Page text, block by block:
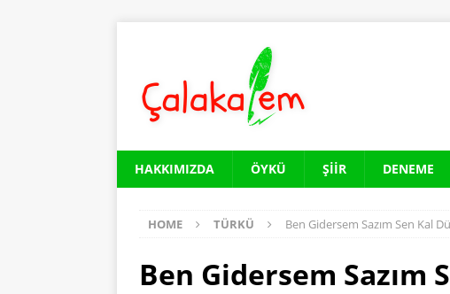
HAKKIMIZDA ÖYKÜ ŞIIR DENEME
HOME TÜRKÜ Ben Gidersem Sazım Sen Kal
Ben Gidersem Sazım